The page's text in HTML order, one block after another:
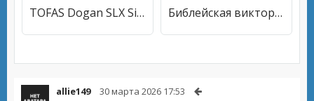
TOFAS Dogan SLX Simulation Библейская викторина
allie149 30 марта 2026 17:53